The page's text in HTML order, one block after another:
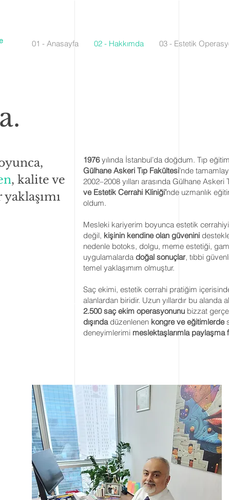
01 - Anasayfa 02 - Hakkımda 03 - Estetik
, kalite ve
1976yılında İstanbul’da doğdum. Tıp
Gülhane Askeri Tıp Fakültesi’nde
2002–2008 yılları arasında Gülhane Askeri
ve Estetik Cerrahi Kliniği’nde uzmanlık
oldum.
Mesleki kariyerim boyunca estetik
değil, kişinin kendine olan güvenini
nedenle botoks, dolgu, meme estetiği,
uygulamalarda doğal sonuçlar, tıbbi
temel yaklaşımım olmuştur.
Saç ekimi, estetik cerrahi pratiğim
alanlardan biridir. Uzun yıllardır bu alanda
2.500 saç ekim operasyonunu bizzat
dışındadüzenlenen kongre ve eğitimlerde
deneyimlerimi meslektaşlarımla paylaşma